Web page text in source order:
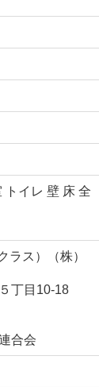
トイレ 壁 床 全
ラス）（株）
丁目10-18
合会